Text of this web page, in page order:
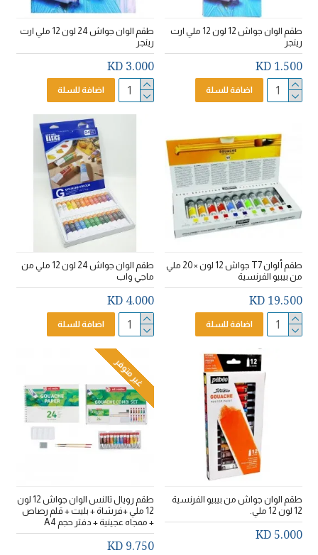
طقم الوان جواش 12 لون 12 ملي ارت
رينجر
1.500 KD
اضافة للسلة
طقم الوان جواش 24 لون 12 ملي ارت
رينجر
3.000 KD
اضافة للسلة
طقم ألوان T7 جواش 12 لون × 20 ملي
من بيبيو الفرنسية
19.500 KD
اضافة للسلة
طقم الوان جواش 24 لون 12 ملي من
ماجي واب
4.000 KD
اضافة للسلة
طقم الوان جواش من بيبيو الفرنسية
12 لون 12 ملي.
5.000 KD
غير متوفر
طقم رويال تالنس الوان جواش 12 لون
12 ملي +فرشاة + بليت + قلم رصاص
+ ممجاه عجينية + دفتر حجم A4
9.750 KD